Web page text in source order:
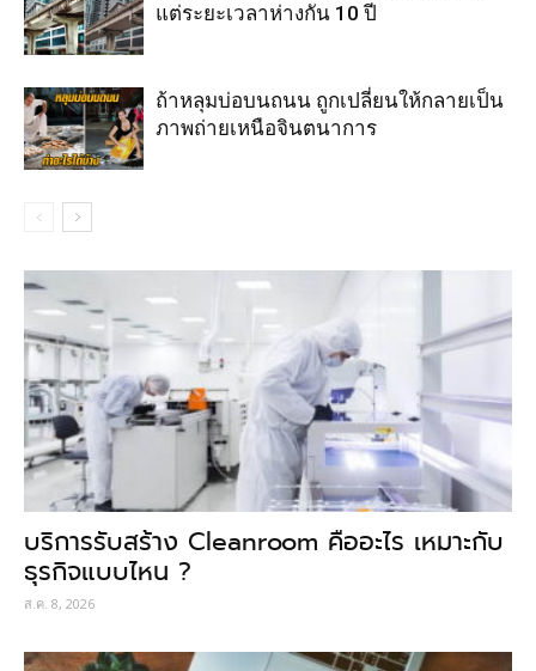
แต่ระยะเวลาห่างกัน 10 ปี
ถ้าหลุมบ่อบนถนน ถูกเปลี่ยนให้กลายเป็น
ภาพถ่ายเหนือจินตนาการ
บริการรับสร้าง Cleanroom คืออะไร เหมาะกับ
ธุรกิจแบบไหน ?
ส.ค. 8, 2026